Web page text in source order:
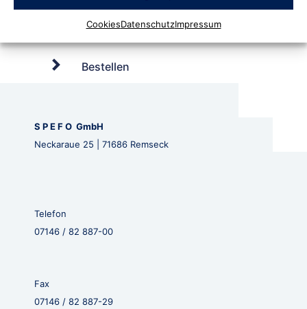
CookiesDatenschutzImpressum
Bestellen
S P E F O GmbH
Neckaraue 25 | 71686 Remseck
Telefon
07146 / 82 887-00
Fax
07146 / 82 887-29